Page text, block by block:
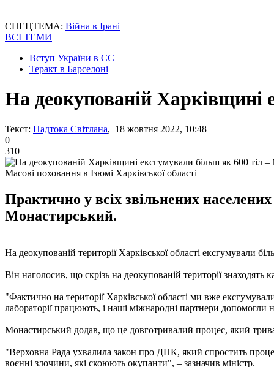
СПЕЦТЕМА: Війна в Ірані
ВСІ ТЕМИ
Вступ України в ЄС
Теракт в Барселоні
На деокупованій
Текст: Надтока Світлана, 18 жовтня 2022, 10:48
0
310
Масові поховання в Ізюмі Харківської області
Практично у всіх звільнених
Монастирський.
На деокупованій території Харківської області ексгумували
Він наголосив, що скрізь на деокупованій території знаходять
"Фактично на території Харківської області ми вже
лабораторії працюють, і наші міжнародні партнери
Монастирський додав, що це довготривалий процес, який
"Верховна Рада ухвалила закон про ДНК, який спростить
воєнні злочини, які скоюють окупанти", – зазначив міністр.